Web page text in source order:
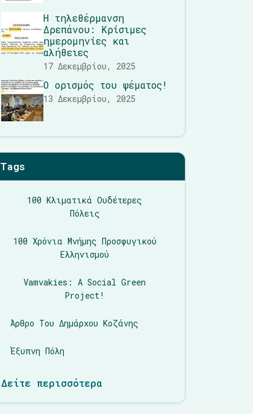
Η τηλεθέρμανση
Δρεπάνου: Κρίσιμες
ημερομηνίες και
αλήθειες
17 Δεκεμβρίου, 2025
Ο ορισμός του ψέματος!
13 Δεκεμβρίου, 2025
Tags
100 Κλιματικά Ουδέτερες
Πόλεις
100 Χρόνια Μνήμης Προσφυγικού
Ελληνισμού
Vamvakies: A Social Green
Project!
Άρθρο Του Δημάρχου Κοζάνης
Έξυπνη Πόλη
Δείτε περισσότερα